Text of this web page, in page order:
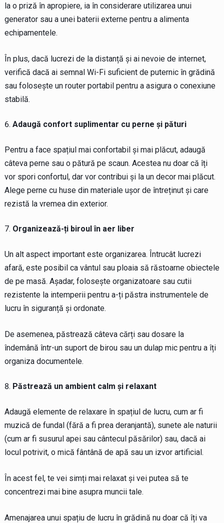
la o priză în apropiere, ia în considerare utilizarea unui
generator sau a unei baterii externe pentru a alimenta
echipamentele.
În plus, dacă lucrezi de la distanță și ai nevoie de internet,
verifică dacă ai semnal Wi-Fi suficient de puternic în grădină
sau folosește un router portabil pentru a asigura o conexiune
stabilă.
Adaugă confort suplimentar cu perne și pături
Pentru a face spațiul mai confortabil și mai plăcut, adaugă
câteva perne sau o pătură pe scaun. Acestea nu doar că îți
vor spori confortul, dar vor contribui și la un decor mai plăcut.
Alege perne cu huse din materiale ușor de întreținut și care
rezistă la vremea din exterior.
Organizează-ți biroul în aer liber
Un alt aspect important este organizarea. Întrucât lucrezi
afară, este posibil ca vântul sau ploaia să răstoarne obiectele
de pe masă. Așadar, folosește organizatoare sau cutii
rezistente la intemperii pentru a-ți păstra instrumentele de
lucru în siguranță și ordonate.
De asemenea, păstrează câteva cărți sau dosare la
îndemână într-un suport de birou sau un dulap mic pentru a îți
organiza documentele.
Păstrează un ambient calm și relaxant
Adaugă elemente de relaxare în spațiul de lucru, cum ar fi
muzică de fundal (fără a fi prea deranjantă), sunete ale naturii
(cum ar fi susurul apei sau cântecul păsărilor) sau, dacă ai
locul potrivit, o mică fântână de apă sau un izvor artificial.
În acest fel, te vei simți mai relaxat și vei putea să te
concentrezi mai bine asupra muncii tale.
Amenajarea unui spațiu de lucru în grădină nu doar că îți va